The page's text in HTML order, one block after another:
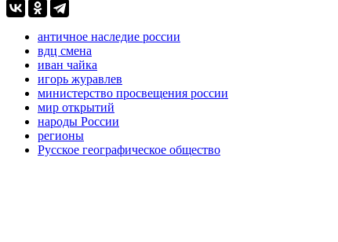
античное наследие россии
вдц смена
иван чайка
игорь журавлев
министерство просвещения россии
мир открытий
народы России
регионы
Русское географическое общество